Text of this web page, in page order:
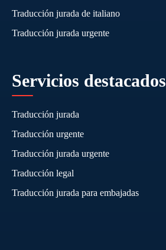
Traducción jurada de italiano
Traducción jurada urgente
Servicios destacados
Traducción jurada
Traducción urgente
Traducción jurada urgente
Traducción legal
Traducción jurada para embajadas